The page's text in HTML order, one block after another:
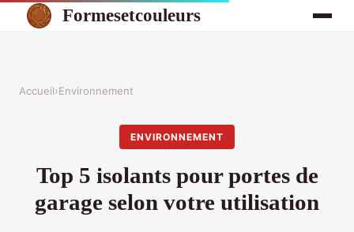
Formesetcouleurs
Accueil›Environnement
ENVIRONNEMENT
Top 5 isolants pour portes de
garage selon votre utilisation